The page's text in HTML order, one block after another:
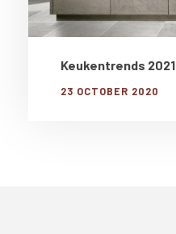
Keukentrends 2021
23 OCTOBER 2020